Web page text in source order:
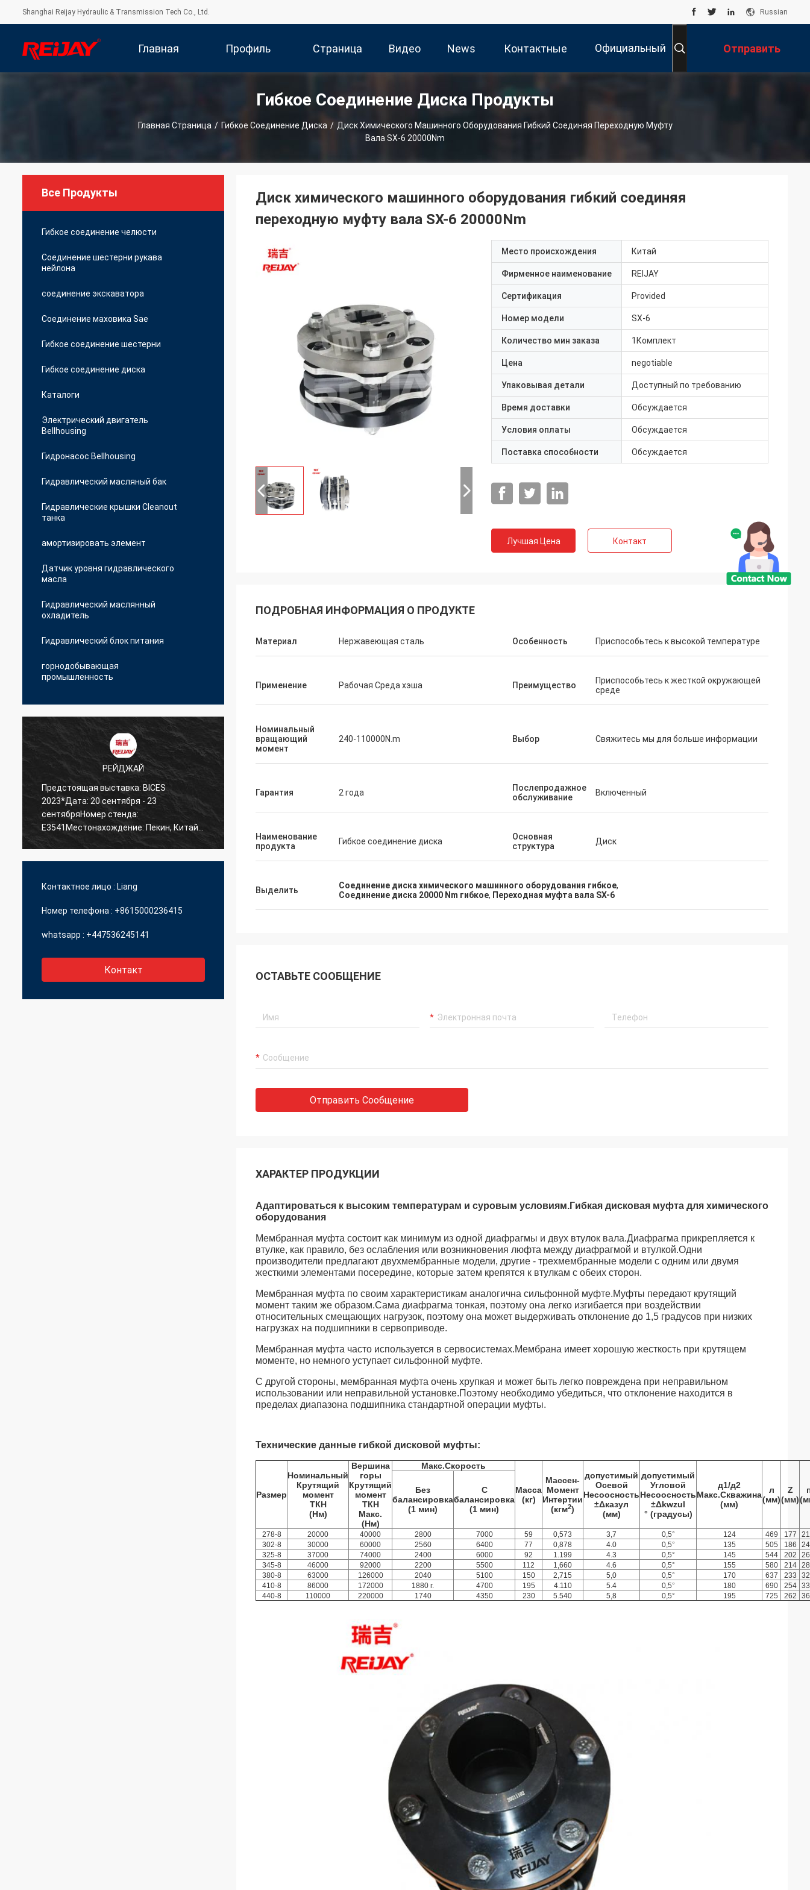
Shanghai Reijay Hydraulic & Transmission Tech Co., Ltd. Russian
Главная Профиль
Компании
Страница
Продукта
Видео News Контактные
Данные
Официальный Отправить
Гибкое Соединение Диска Продукты
Главная Страница / Гибкое Соединение Диска / Диск Химического Машинного Оборудования Гибкий Соединяя Переходную Муфту
Вала SX-6 20000Nm
Все Продукты
Гибкое соединение челюсти
Соединение шестерни рукава
нейлона
соединение экскаватора
Соединение маховика Sae
Гибкое соединение шестерни
Гибкое соединение диска
Каталоги
Электрический двигатель
Bellhousing
Гидронасос Bellhousing
Гидравлический масляный бак
Гидравлические крышки Cleanout
танка
амортизировать элемент
Датчик уровня гидравлического
масла
Гидравлический маслянный
охладитель
Гидравлический блок питания
горнодобывающая
промышленность
РЕЙДЖАЙ
Предстоящая выставка: BICES
2023*Дата: 20 сентября - 23
сентябряНомер стенда:
E3541Местонахождение: Пекин, Китай *
BICES 2023 - Китайская Пекинская
горнодобывающих машин
Мы предоставим вам лучший сервис и
Строительство нового завода началось
Контактное лицо : Liang
Номер телефона : +8615000236415
whatsapp : +447536245141
Контакт
Диск химического машинного оборудования гибкий соединяя
переходную муфту вала SX-6 20000Nm
Место происхождения Китай
Фирменное наименование REIJAY
Сертификация Provided
Номер модели SX-6
Количество мин заказа 1Комплект
Цена negotiable
Упаковывая детали Доступный по требованию
Время доставки Обсуждается
Условия оплаты Обсуждается
Поставка способности Обсуждается
Лучшая Цена Контакт
ПОДРОБНАЯ ИНФОРМАЦИЯ О ПРОДУКТЕ
Материал Нержавеющая сталь Особенность Приспособьтесь к высокой температуре
Применение Рабочая Среда хэша Преимущество
Приспособьтесь к жесткой окружающей
среде
Номинальный
вращающий
момент
240-110000N.m Выбор Свяжитесь мы для больше информации
Гарантия 2 года
Послепродажное
обслуживание
Включенный
Наименование
продукта
Гибкое соединение диска
Основная
структура
Диск
Выделить Соединение диска химического машинного оборудования гибкое,
Соединение диска 20000 Nm гибкое, Переходная муфта вала SX-6
ОСТАВЬТЕ СООБЩЕНИЕ
Отправить Сообщение
ХАРАКТЕР ПРОДУКЦИИ
Адаптироваться к высоким температурам и суровым условиям.Гибкая дисковая муфта для химического
оборудования
Мембранная муфта состоит как минимум из одной диафрагмы и двух втулок вала.Диафрагма прикрепляется к
втулке, как правило, без ослабления или возникновения люфта между диафрагмой и втулкой.Одни
производители предлагают двухмембранные модели, другие - трехмембранные модели с одним или двумя
жесткими элементами посередине, которые затем крепятся к втулкам с обеих сторон.
Мембранная муфта по своим характеристикам аналогична сильфонной муфте.Муфты передают крутящий
момент таким же образом.Сама диафрагма тонкая, поэтому она легко изгибается при воздействии
относительных смещающих нагрузок, поэтому она может выдерживать отклонение до 1,5 градусов при низких
нагрузках на подшипники в сервоприводе.
Мембранная муфта часто используется в сервосистемах.Мембрана имеет хорошую жесткость при крутящем
моменте, но немного уступает сильфонной муфте.
С другой стороны, мембранная муфта очень хрупкая и может быть легко повреждена при неправильном
использовании или неправильной установке.Поэтому необходимо убедиться, что отклонение находится в
пределах диапазона подшипника стандартной операции муфты.
Технические данные гибкой дисковой муфты:
Размер
Номинальный
Крутящий
момент
ТКН
(Нм)
Вершина
горы
Крутящий
момент
ТКН
Макс.
(Нм)
Макс.Скорость
Масса
(кг)
Массен-
Момент
Интертии
(кгм2)
допустимый
Осевой
Несоосность
±Δказул
(мм)
допустимый
Угловой
Несоосность
±Δkwzul
° (градусы)
д1/д2
Макс.Скважина
(мм)
л
(мм)
Z
(мм)
Без
балансировка
(1 мин)
С
балансировка
(1 мин)
278-8 20000 40000 2800 7000 59 0,573 3,7 0,5° 124 469 177
302-8
30000 60000 2560 6400 77 0,878 4.0 0,5° 135 505 186
325-8
37000 74000 2400 6000 92 1.199 4.3 0,5° 145 544 202
345-8
46000 92000 2200 5500 112 1,660 4.6 0,5° 155 580 214
380-8
63000 126000 2040 5100 150 2,715 5,0 0,5° 170 637 233
410-8
86000 172000 1880 г. 4700 195 4.110 5.4 0,5° 180 690 254
440-8
110000 220000 1740 4350 230 5.540 5,8 0,5° 195 725 262